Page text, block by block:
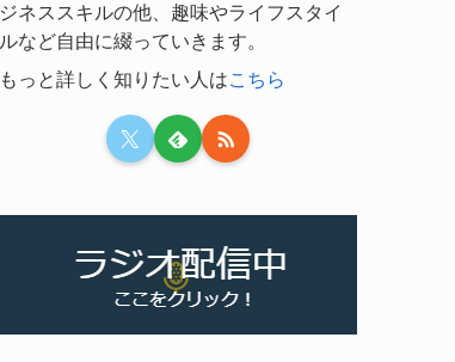
ジネススキルの他、趣味やライフスタイ
ルなど自由に綴っていきます。
もっと詳しく知りたい人はこちら